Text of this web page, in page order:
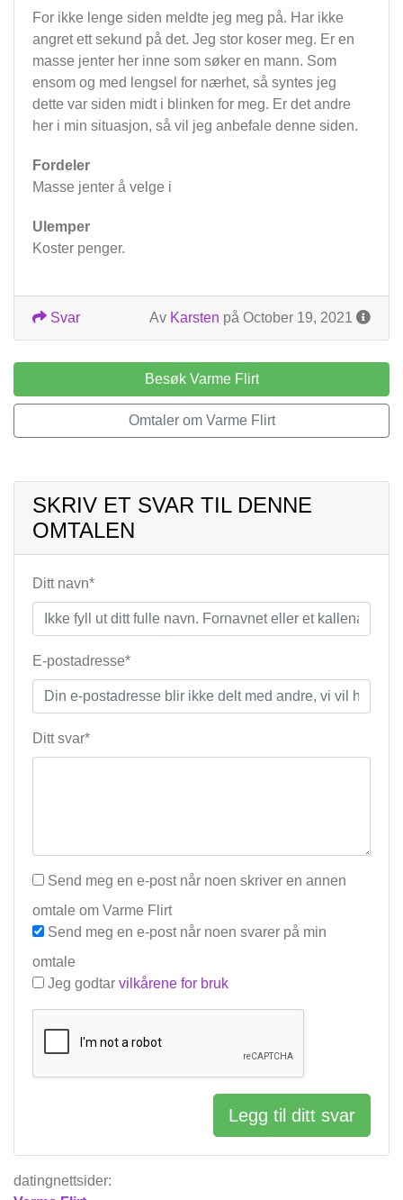
datingnettsider:
For ikke lenge siden meldte jeg meg på. Har ikke
angret ett sekund på det. Jeg stor koser meg. Er en
masse jenter her inne som søker en mann. Som
ensom og med lengsel for nærhet, så syntes jeg
dette var siden midt i blinken for meg. Er det andre
her i min situasjon, så vil jeg anbefale denne siden.
Fordeler
Masse jenter å velge i
Ulemper
Koster penger.
Av Karsten på October 19, 2021
Svar
Besøk Varme Flirt
Omtaler om Varme Flirt
SKRIV ET SVAR TIL DENNE
OMTALEN
Ditt navn*
E-postadresse*
Ditt svar*
Send meg en e-post når noen skriver en annen
omtale om Varme Flirt
Send meg en e-post når noen svarer på min
omtale
Jeg godtar vilkårene for bruk
Legg til ditt svar